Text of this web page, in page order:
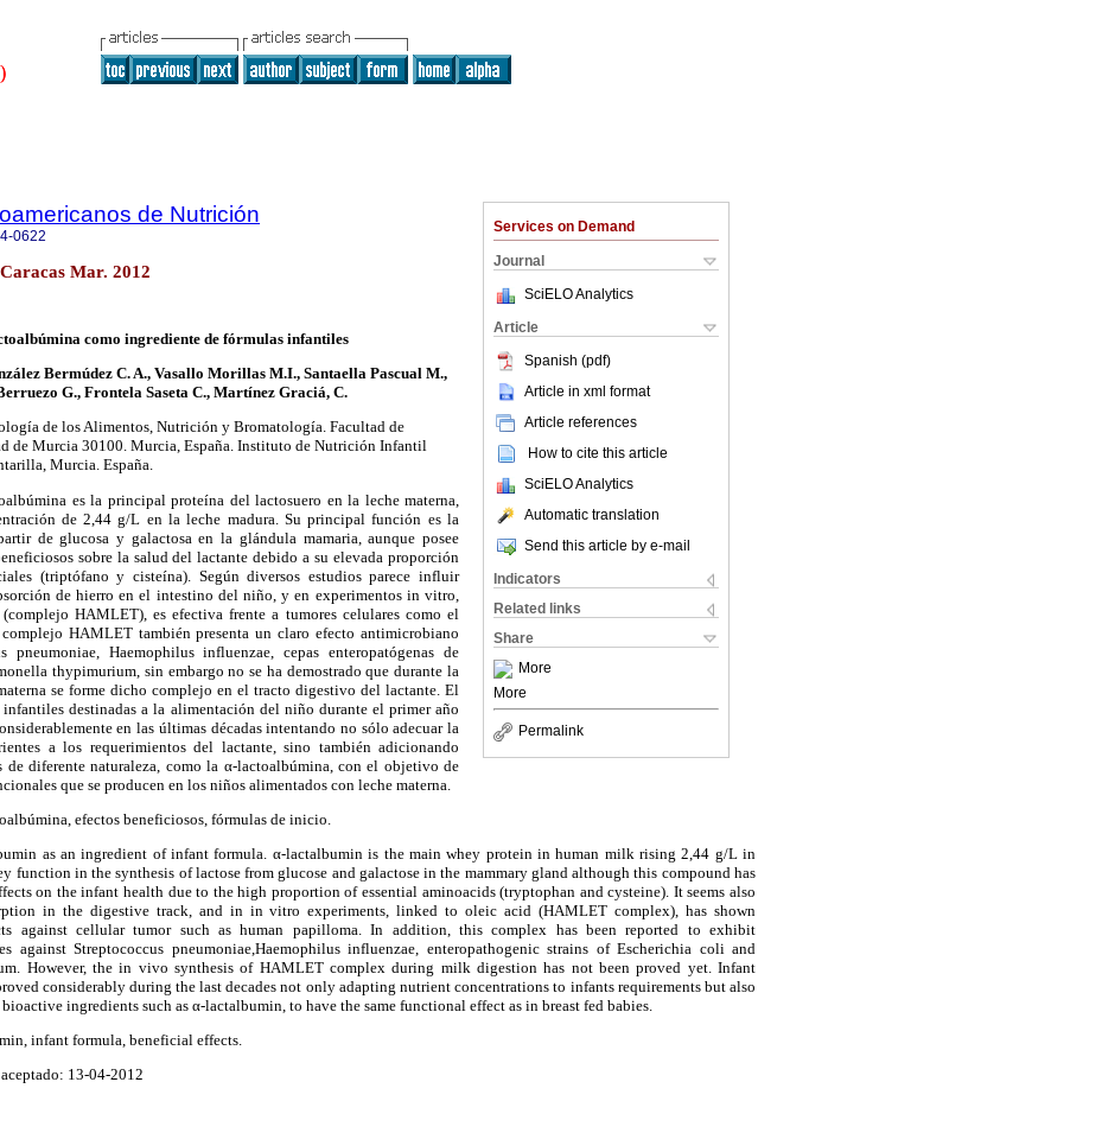
Services on Demand
Journal
SciELO Analytics
Article
Spanish (pdf)
Article in xml format
Article references
How to cite this article
SciELO Analytics
Automatic translation
Send this article by e-mail
Indicators
Related links
Share
More
More
Permalink
de Nutrición
0622
Mar. 2012
como ingrediente de fórmulas infantiles
Bermúdez C. A., Vasallo Morillas M.I., Santaella Pascual M.,
G., Frontela Saseta C., Martínez Graciá, C.
de los Alimentos, Nutrición y Bromatología. Facultad de
de Murcia 30100. Murcia, España. Instituto de Nutrición Infantil
Murcia. España.
es la principal proteína del lactosuero en la leche materna,
de 2,44 g/L en la leche madura. Su principal función es la
de glucosa y galactosa en la glándula mamaria, aunque posee
sobre la salud del lactante debido a su elevada proporción
(triptófano y cisteína). Según diversos estudios parece influir
de hierro en el intestino del niño, y en experimentos in vitro,
HAMLET), es efectiva frente a tumores celulares como el
HAMLET también presenta un claro efecto antimicrobiano
pneumoniae, Haemophilus influenzae, cepas enteropatógenas de
thypimurium, sin embargo no se ha demostrado que durante la
se forme dicho complejo en el tracto digestivo del lactante. El
destinadas a la alimentación del niño durante el primer año
en las últimas décadas intentando no sólo adecuar la
a los requerimientos del lactante, sino también adicionando
de diferente naturaleza, como la α-lactoalbúmina, con el objetivo de
que se producen en los niños alimentados con leche materna.
efectos beneficiosos, fórmulas de inicio.
as an ingredient of infant formula. α-lactalbumin is the main whey protein in human milk rising 2,44 g/L in
function in the synthesis of lactose from glucose and galactose in the mammary gland although this compound has
on the infant health due to the high proportion of essential aminoacids (tryptophan and cysteine). It seems also
in the digestive track, and in in vitro experiments, linked to oleic acid (HAMLET complex), has shown
against cellular tumor such as human papilloma. In addition, this complex has been reported to exhibit
against Streptococcus pneumoniae,Haemophilus influenzae, enteropathogenic strains of Escherichia coli and
However, the in vivo synthesis of HAMLET complex during milk digestion has not been proved yet. Infant
considerably during the last decades not only adapting nutrient concentrations to infants requirements but also
ingredients such as α-lactalbumin, to have the same functional effect as in breast fed babies.
infant formula, beneficial effects.
13-04-2012